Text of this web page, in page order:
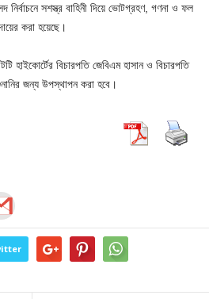
সশস্ত্র বাহিনী দিয়ে ভোটগ্রহণ, গণনা ও ফল
করা হয়েছে।
হাইকোর্টের বিচারপতি জেবিএম হাসান ও বিচারপতি
জন্য উপস্থাপন করা হবে।